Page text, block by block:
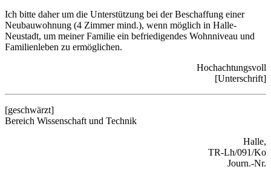
Ich bitte daher um die Unterstützung bei der Beschaffung einer
Neubauwohnung (4 Zimmer mind.), wenn möglich in Halle-
Neustadt, um meiner Familie ein befriedigendes Wohnniveau und
Familienleben zu ermöglichen.
Hochachtungsvoll
[Unterschrift]
[geschwärzt]
Bereich Wissenschaft und Technik
Halle,
TR-Lh/091/Ko
Journ.-Nr.